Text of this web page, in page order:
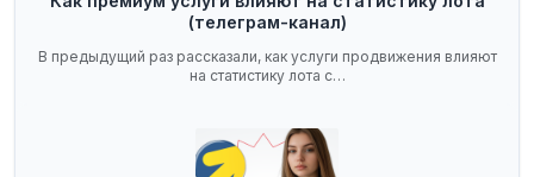
(телеграм-канал)
В предыдущий раз рассказали, как услуги продвижения влияют
на статистику лота с…